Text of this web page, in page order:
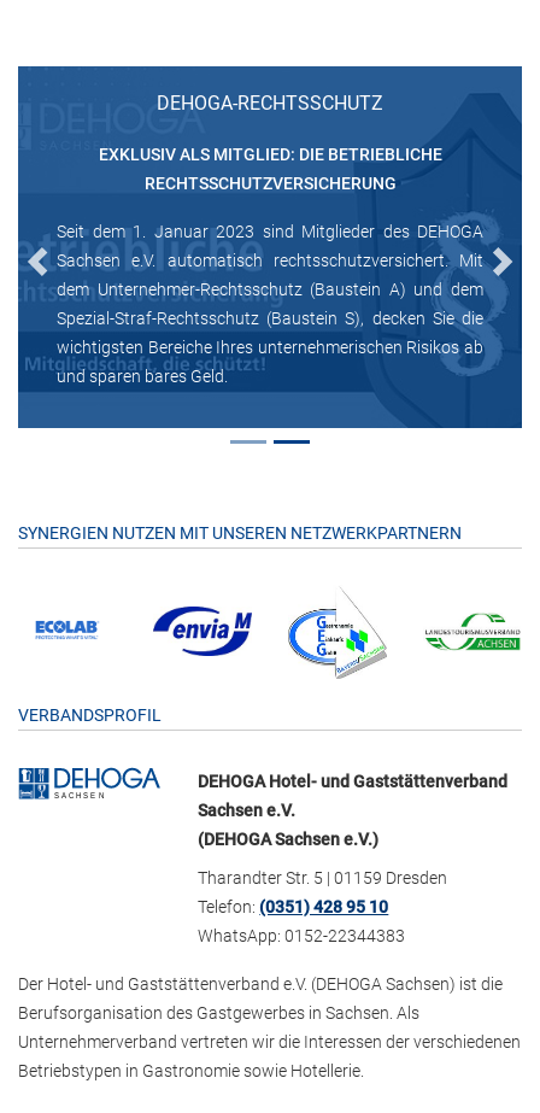
DEHOGA-RECHTSSCHUTZ
EXKLUSIV ALS MITGLIED: DIE BETRIEBLICHE
RECHTSSCHUTZVERSICHERUNG
Seit dem 1. Januar 2023 sind Mitglieder des DEHOGA
Sachsen e.V. automatisch rechtsschutzversichert. Mit
dem Unternehmer-Rechtsschutz (Baustein A) und dem
Spezial-Straf-Rechtsschutz (Baustein S), decken Sie die
wichtigsten Bereiche Ihres unternehmerischen Risikos ab
und sparen bares Geld.
Previous Next
SYNERGIEN NUTZEN MIT UNSEREN NETZWERKPARTNERN
VERBANDSPROFIL
DEHOGA Hotel- und Gaststättenverband
Sachsen e.V.
(DEHOGA Sachsen e.V.)
Tharandter Str. 5 | 01159 Dresden
Telefon:(0351) 428 95 10
WhatsApp: 0152-22344383
Der Hotel- und Gaststättenverband e.V. (DEHOGA Sachsen) ist die
Berufsorganisation des Gastgewerbes in Sachsen. Als
Unternehmerverband vertreten wir die Interessen der verschiedenen
Betriebstypen in Gastronomie sowie Hotellerie.